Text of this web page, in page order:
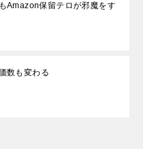
Amazon保留テロが邪魔をす
数も変わる